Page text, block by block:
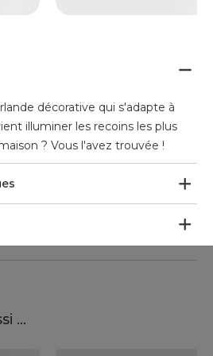
décorative qui s'adapte à
illuminer les recoins les plus
? Vous l'avez trouvée !
...